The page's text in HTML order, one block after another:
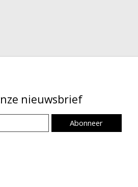
nieuwsbrief
Abonneer